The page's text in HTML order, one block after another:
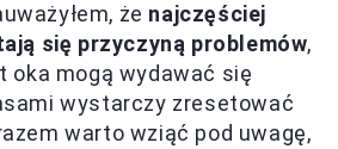
że najczęściej
się przyczyną problemów,
oka mogą wydawać się
wystarczy zresetować
warto wziąć pod uwagę,